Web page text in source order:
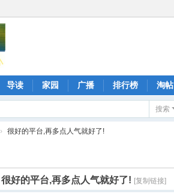
导读 家园 广播 排行榜 淘帖
搜索
› 很好的平台,再多点人气就好了!
很好的平台,再多点人气就好了! [复制链接]